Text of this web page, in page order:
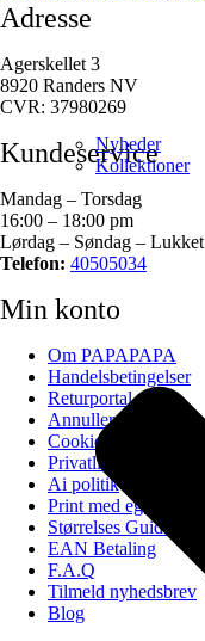
Nyheder
Kollektioner
Adresse
Agerskellet 3
8920 Randers NV
CVR: 37980269
Kundeservice
Mandag – Torsdag
16:00 – 18:00 pm
Lørdag – Søndag – Lukket
Telefon: 40505034
Min konto
Om PAPAPAPA
Handelsbetingelser
Returportal
Annuller ordre
Cookiepolitik (EU)
Privatlivspolitik
Ai politik
Print med eget billede
Størrelses Guide
EAN Betaling
F.A.Q
Tilmeld nyhedsbrev
Blog